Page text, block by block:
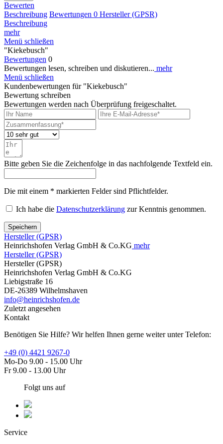
Bewerten
Beschreibung Bewertungen 0 Hersteller (GPSR)
Beschreibung
mehr
Menü schließen
"Kiekebusch"
Bewertungen 0
Bewertungen lesen, schreiben und diskutieren... mehr
Menü schließen
Kundenbewertungen für "Kiekebusch"
Bewertung schreiben
Bewertungen werden nach Überprüfung freigeschaltet.
Bitte geben Sie die Zeichenfolge in das nachfolgende Textfeld ein.
Die mit einem * markierten Felder sind Pflichtfelder.
Ich habe die Datenschutzerklärung zur Kenntnis genommen.
Speichern
Hersteller (GPSR)
Heinrichshofen Verlag GmbH & Co.KG mehr
Hersteller (GPSR)
Hersteller (GPSR)
Heinrichshofen Verlag GmbH & Co.KG
Liebigstraße 16
DE-26389 Wilhelmshaven
info@heinrichshofen.de
Zuletzt angesehen
Kontakt
Benötigen Sie Hilfe? Wir helfen Ihnen gerne weiter unter Telefon:
+49 (0) 4421 9267-0
Mo-Do 9.00 - 15.00 Uhr
Fr 9.00 - 13.00 Uhr
Folgt uns auf
Service